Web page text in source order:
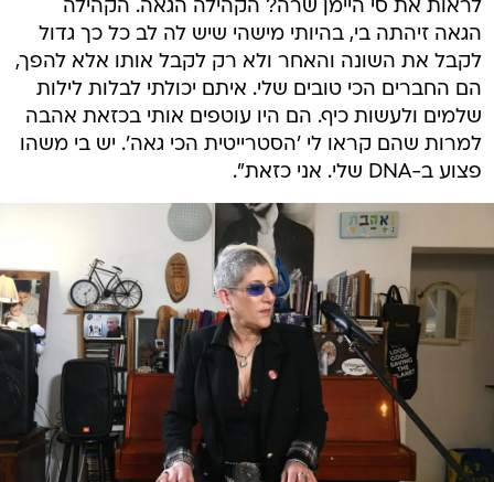
לראות את סי היימן שרה? הקהילה הגאה. הקהילה
הגאה זיהתה בי, בהיותי מישהי שיש לה לב כל כך גדול
לקבל את השונה והאחר ולא רק לקבל אותו אלא להפך,
הם החברים הכי טובים שלי. איתם יכולתי לבלות לילות
שלמים ולעשות כיף. הם היו עוטפים אותי בכזאת אהבה
למרות שהם קראו לי 'הסטרייטית הכי גאה'. יש בי משהו
פצוע ב-DNA שלי. אני כזאת".